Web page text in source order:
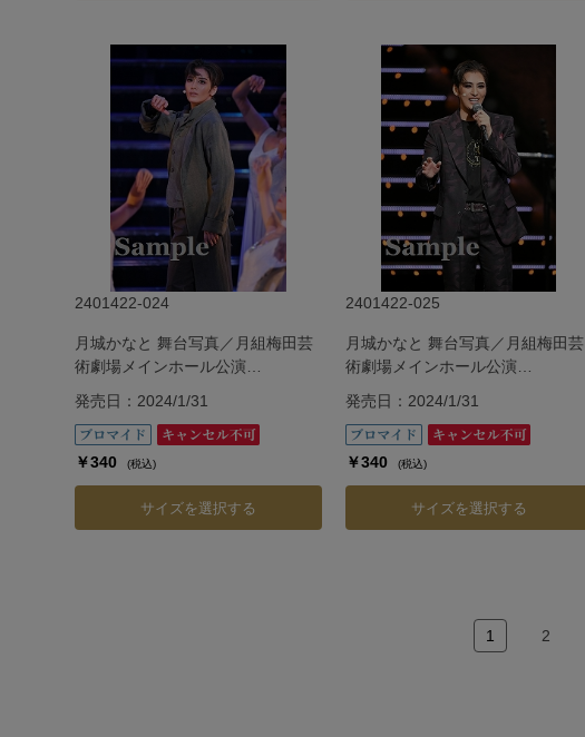
2401422-024
月城かなと 舞台写真／月組梅田芸
術劇場メインホール公演
『G.O.A.T』
発売日：2024/1/31
￥340 (税込)
サイズを選択する
2401422-025
月城かなと 舞台写真／月組梅田芸
術劇場メインホール公演
『G.O.A.T』
発売日：2024/1/31
￥340 (税込)
サイズを選択する
1 2